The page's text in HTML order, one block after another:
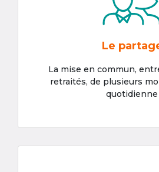
Le
La mise en commun,
retraités, de plusieurs
quotidienne